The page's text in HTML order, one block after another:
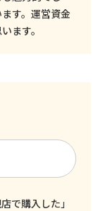
す。運営資金
ます。
で購入した」